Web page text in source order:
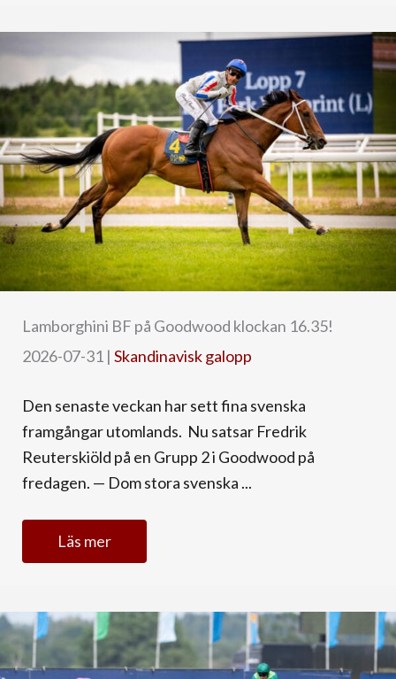
Lamborghini BF på Goodwood klockan 16.35!
2026-07-31 | Skandinavisk galopp
Den senaste veckan har sett fina svenska
framgångar utomlands. Nu satsar Fredrik
Reuterskiöld på en Grupp 2 i Goodwood på
fredagen. — Dom stora svenska ...
Läs mer